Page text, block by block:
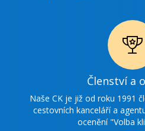
Členství a
Naše CK je již od roku 1991
cestovních kanceláří a
ocenění "Volba